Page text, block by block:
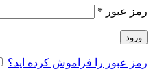
رمز عبور *
ورود
رمز عبور را فراموش کرده اید؟